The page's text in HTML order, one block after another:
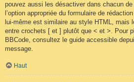
pouvez aussi les désactiver dans chacun
l’option appropriée du formulaire de
lui-même est similaire au style HTML, mais
entre crochets [ et ] plutôt que < et >. Pour
BBCode, consultez le guide accessible
message.
Haut